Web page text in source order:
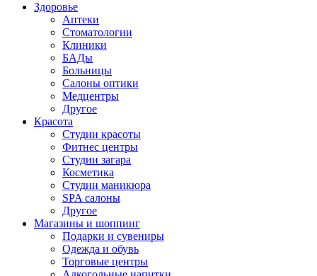
Здоровье
Аптеки
Стоматологии
Клиники
БАДы
Больницы
Салоны оптики
Медцентры
Другое
Красота
Студии красоты
Фитнес центры
Студии загара
Косметика
Студии маникюра
SPA салоны
Другое
Магазины и шоппинг
Подарки и сувениры
Одежда и обувь
Торговые центры